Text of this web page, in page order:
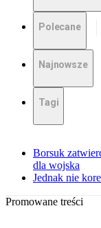
Polecane
Najnowsze
Tagi
Borsuk
dla wojska
Jednak nie
Promowane treści